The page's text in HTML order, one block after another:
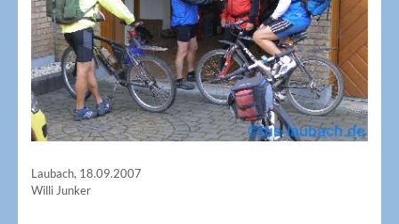
Laubach, 18.09.2007
Willi Junker